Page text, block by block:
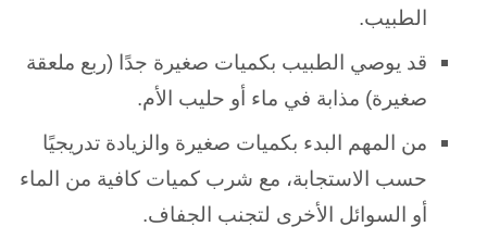
الطبيب.
قد يوصي الطبيب بكميات صغيرة جدًا (ربع ملعقة
صغيرة) مذابة في ماء أو حليب الأم.
من المهم البدء بكميات صغيرة والزيادة تدريجيًا
حسب الاستجابة، مع شرب كميات كافية من الماء
أو السوائل الأخرى لتجنب الجفاف.